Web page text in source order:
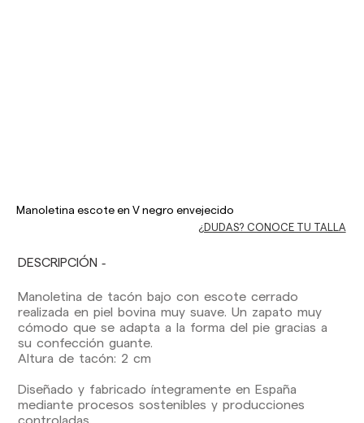
Manoletina escote en V negro envejecido
¿DUDAS? CONOCE TU TALLA
DESCRIPCIÓN
Manoletina de tacón bajo con escote cerrado
realizada en piel bovina muy suave. Un zapato muy
cómodo que se adapta a la forma del pie gracias a
su confección guante.
Altura de tacón: 2 cm
Diseñado y fabricado íntegramente en España
mediante procesos sostenibles y producciones
controladas.
España (península): 1-3 días laborables.
orders.
Excepto pre-orders.
Envíos a Europa: 3-5 días laborables. Excepto
pre-orders.
Envíos a USA: 5-7 días laborables
Envíos fuera de la Comunidad Europea: 10-13
días laborables. Excepto pre-orders.Por favor,